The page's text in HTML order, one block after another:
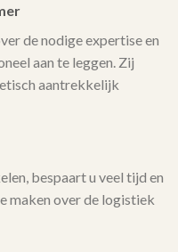
de nodige expertise en
aan te leggen. Zij
aantrekkelijk
bespaart u veel tijd en
maken over de logistiek